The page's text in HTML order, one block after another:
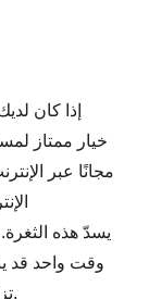
إذا كان
مجانًا عبر
وقت واحد قد
تزال تلبي احتياجات معظم الاستخدامات اليومية.